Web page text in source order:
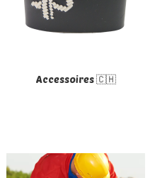
Accessoires 🇨🇭